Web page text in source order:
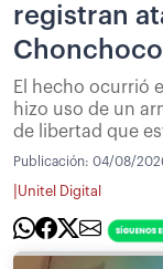
registran
El hecho ocurrió
hizo uso de un
de libertad que
Publicación: 04/08/
Unitel Digital